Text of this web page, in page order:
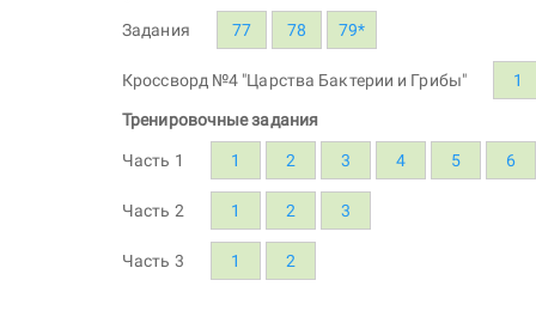
Задания 77 78 79*
Кроссворд №4 "Царства Бактерии и Грибы" 1
Тренировочные задания
Часть 1 1 2 3 4 5 6
Часть 2 1 2 3
Часть 3 1 2